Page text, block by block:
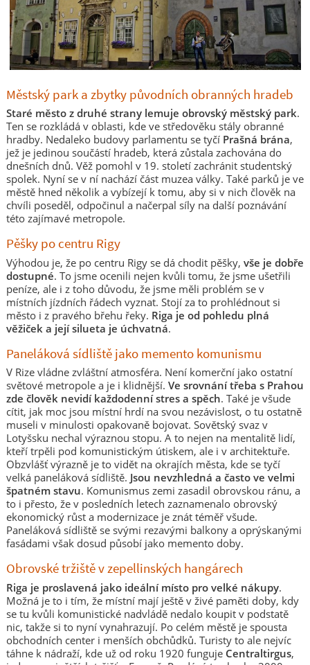
Městský park a zbytky původních obranných hradeb
Staré město z druhé strany lemuje obrovský městský park.
Ten se rozkládá v oblasti, kde ve středověku stály obranné
hradby. Nedaleko budovy parlamentu se tyčí Prašná brána,
jež je jedinou součástí hradeb, která zůstala zachována do
dnešních dnů. Věž pomohl v 19. století zachránit studentský
spolek. Nyní se v ní nachází část muzea války. Také parků je ve
městě hned několik a vybízejí k tomu, aby si v nich člověk na
chvíli poseděl, odpočinul a načerpal síly na další poznávání
této zajímavé metropole.
Pěšky po centru Rigy
Výhodou je, že po centru Rigy se dá chodit pěšky, vše je dobře
dostupné. To jsme ocenili nejen kvůli tomu, že jsme ušetřili
peníze, ale i z toho důvodu, že jsme měli problém se v
místních jízdních řádech vyznat. Stojí za to prohlédnout si
město i z pravého břehu řeky. Riga je od pohledu plná
věžiček a její silueta je úchvatná.
Paneláková sídliště jako memento komunismu
V Rize vládne zvláštní atmosféra. Není komerční jako ostatní
světové metropole a je i klidnější. Ve srovnání třeba s Prahou
zde člověk nevidí každodenní stres a spěch. Také je všude
cítit, jak moc jsou místní hrdí na svou nezávislost, o tu ostatně
museli v minulosti opakovaně bojovat. Sovětský svaz v
Lotyšsku nechal výraznou stopu. A to nejen na mentalitě lidí,
kteří trpěli pod komunistickým útiskem, ale i v architektuře.
Obzvlášť výrazně je to vidět na okrajích města, kde se tyčí
velká paneláková sídliště. Jsou nevzhledná a často ve velmi
špatném stavu. Komunismus zemi zasadil obrovskou ránu, a
to i přesto, že v posledních letech zaznamenalo obrovský
ekonomický růst a modernizace je znát téměř všude.
Paneláková sídliště se svými rezavými balkony a oprýskanými
fasádami však dosud působí jako memento doby.
Obrovské tržiště v zepellinských hangárech
Riga je proslavená jako ideální místo pro velké nákupy.
Možná je to i tím, že místní mají ještě v živé paměti doby, kdy
se tu kvůli komunistické nadvládě nedalo koupit v podstatě
nic, takže si to nyní vynahrazují. Po celém městě je spousta
obchodních center i menších obchůdků. Turisty to ale nejvíc
táhne k nádraží, kde už od roku 1920 funguje Centraltirgus,